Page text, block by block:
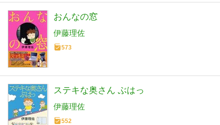
おんなの窓
伊藤理佐
573
ステキな奥さん ぶはっ
伊藤理佐
552